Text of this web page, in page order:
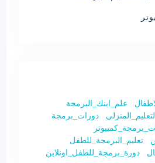
علم_ابنك_البرمجة
دورات_برمجة
تعليم_البرمجة_للطفل
دورة_برمجة_للطفل_اونلاين